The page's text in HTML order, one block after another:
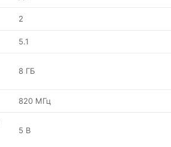
2
5.1
8 ГБ
820 МГц
5 В